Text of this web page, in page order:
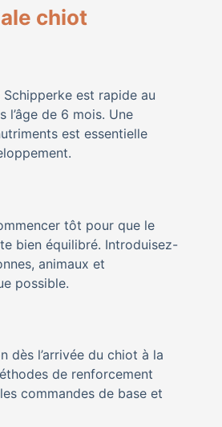
chiot
est rapide au
l’âge de 6 mois. Une
est essentielle
tôt pour que le
bien équilibré. Introduisez-
animaux et
possible.
dès l’arrivée du chiot à la
de renforcement
commandes de base et